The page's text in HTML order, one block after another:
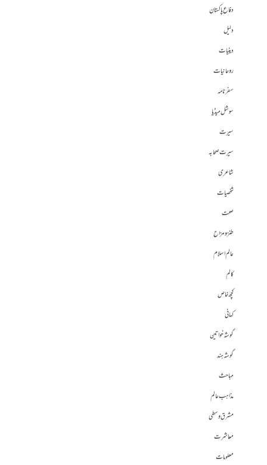
دفاع پاکستان
دلیل
دینیات
روحانیات
سفرنامہ
سوشل میڈیا
سیرت
سیرت صحابہ
شاعری
شخصیات
صحت
طنز و مزاح
عالم اسلام
کالم
کچھ خاص
کہانی
گوشہ خواتین
گوشہ ہند
مباحث
مذاہب عالم
مشرق وسطی
معاشرت
معلومات